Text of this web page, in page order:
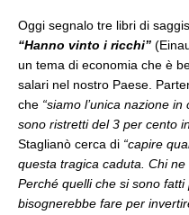
Oggi segnalo tre libri di
“Hanno vinto i ricchi”
un tema di economia che è
salari nel nostro Paese.
che “siamo l’unica nazione
sono ristretti del 3 per cento
Staglianò cerca di “capire
questa tragica caduta. Chi
Perché quelli che si sono
bisognerebbe fare per